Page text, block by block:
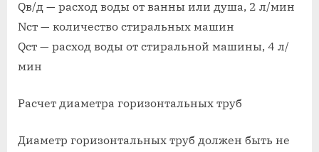
Qв/д — расход воды от ванны или душа, 2 л/мин
Nст — количество стиральных машин
Qст — расход воды от стиральной машины, 4 л/
мин
Расчет диаметра горизонтальных труб
Диаметр горизонтальных труб должен быть не